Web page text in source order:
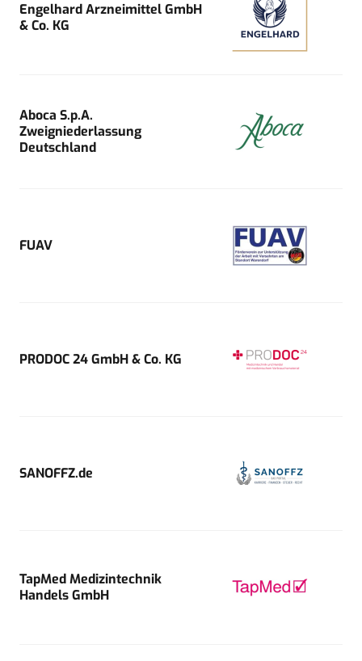
Engelhard Arzneimittel GmbH
& Co. KG
Aboca S.p.A.
Zweigniederlassung
Deutschland
FUAV
PRODOC 24 GmbH & Co. KG
SANOFFZ.de
TapMed Medizintechnik
Handels GmbH